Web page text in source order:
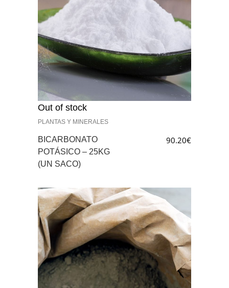
Out of stock
PLANTAS Y MINERALES
BICARBONATO
POTÁSICO – 25KG
(UN SACO)
90.20€